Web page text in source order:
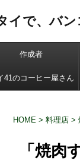
イで、バ
作成者
41のコーヒー屋さん
HOME > 料理店 >
「焼肉